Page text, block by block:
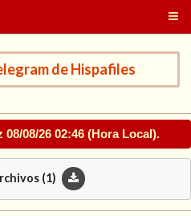
de Hispafiles
08/08/26 02:46 (Hora Local).
(1)